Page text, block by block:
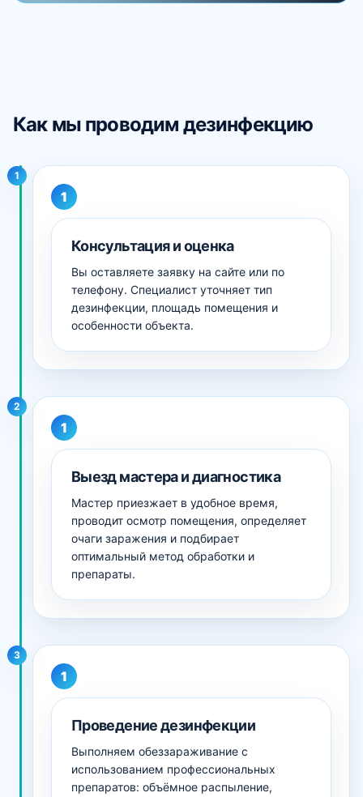
Как мы проводим дезинфекцию
1
Консультация и оценка
Вы оставляете заявку на сайте или по
телефону. Специалист уточняет тип
дезинфекции, площадь помещения и
особенности объекта.
2
Выезд мастера и диагностика
Мастер приезжает в удобное время,
проводит осмотр помещения, определяет
очаги заражения и подбирает
оптимальный метод обработки и
препараты.
3
Проведение дезинфекции
Выполняем обеззараживание с
использованием профессиональных
препаратов: объёмное распыление,